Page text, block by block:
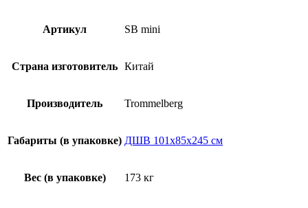
Артикул SB mini
Страна изготовитель Китай
Производитель Trommelberg
Габариты (в упаковке) ДШВ 101х85х245 см
Вес (в упаковке) 173 кг